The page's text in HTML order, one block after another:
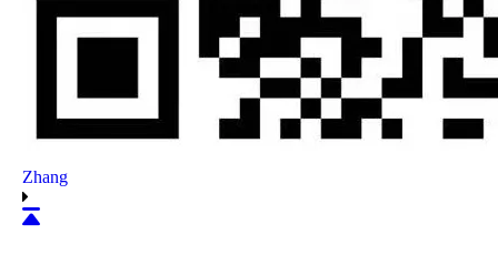
Zhang